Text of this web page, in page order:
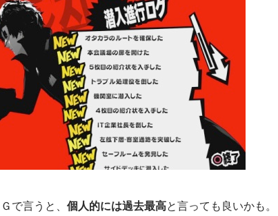
で言うと、 個人的には過去最高と言っても良いかも。